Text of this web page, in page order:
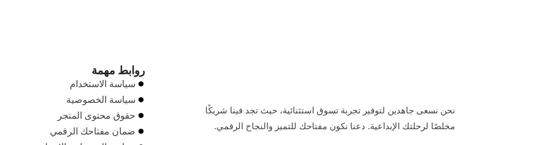
نحن نسعى جاهدين لتوفير تجربة تسوق استثنائية، حيث تجد فينا شريكًا
مخلصًا لرحلتك الإبداعية. دعنا نكون مفتاحك للتميز والنجاح الرقمي.
روابط مهمة
سياسة الاستخدام
سياسة الخصوصية
حقوق محتوى المتجر
ضمان مفتاحك الرقمي